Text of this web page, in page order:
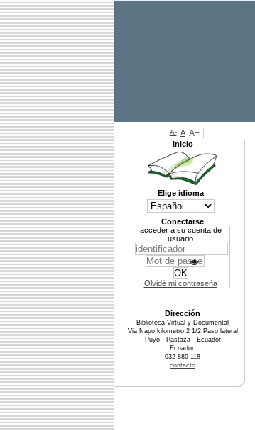
A- A A+
Inicio
Elige idioma
Conectarse
acceder a su cuenta de
usuario
Olvidé mi contraseña
Dirección
Biblioteca Virtual y Documental
Via Napo kilometro 2 1/2 Paso lateral
Puyo - Pastaza - Ecuador
Ecuador
032 889 118
contacto